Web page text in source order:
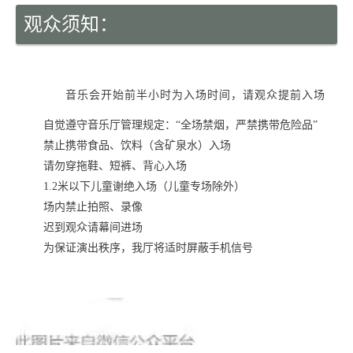
观众须知：
音乐会开始前半小时为入场时间，请观众提前入场
自觉遵守音乐厅管理规定：“全场禁烟，严禁携带危险品”
禁止携带食品、饮料（含矿泉水）入场
请勿穿拖鞋、短裤、背心入场
1.2米以下儿童谢绝入场（儿童专场除外）
场内禁止拍照、录像
迟到观众请幕间进场
为保证演出秩序，我厅将适时屏蔽手机信号